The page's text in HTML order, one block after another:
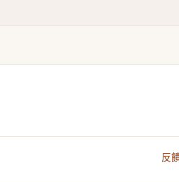
反